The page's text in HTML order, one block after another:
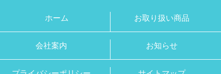
ホーム お取り扱い商品
会社案内 お知らせ